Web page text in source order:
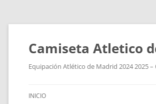
Camiseta Atletico
Equipación Atlético de Madrid 2024 2025
INICIO